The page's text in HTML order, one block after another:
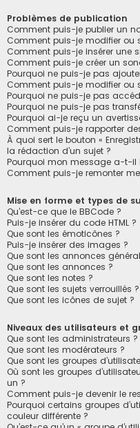
Problèmes de publication
Comment puis-je publier un
Comment puis-je modifier ou
Comment puis-je insérer une
Comment puis-je créer un
Pourquoi ne puis-je pas
Comment puis-je modifier ou
Pourquoi ne puis-je pas
Pourquoi ne puis-je pas
Pourquoi ai-je reçu un
Comment puis-je rapporter
À quoi sert le bouton «
la rédaction d’un sujet ?
Pourquoi mon message a-t-il
Comment puis-je remonter
Mise en forme et types de
Qu’est-ce que le BBCode ?
Puis-je insérer du code HTML ?
Que sont les émoticônes ?
Puis-je insérer des images ?
Que sont les annonces
Que sont les annonces ?
Que sont les notes ?
Que sont les sujets verrouillés ?
Que sont les icônes de sujet ?
Niveaux des utilisateurs et
Que sont les administrateurs ?
Que sont les modérateurs ?
Que sont les groupes
Où sont les groupes
un ?
Comment puis-je devenir le
Pourquoi certains groupes
couleur différente ?